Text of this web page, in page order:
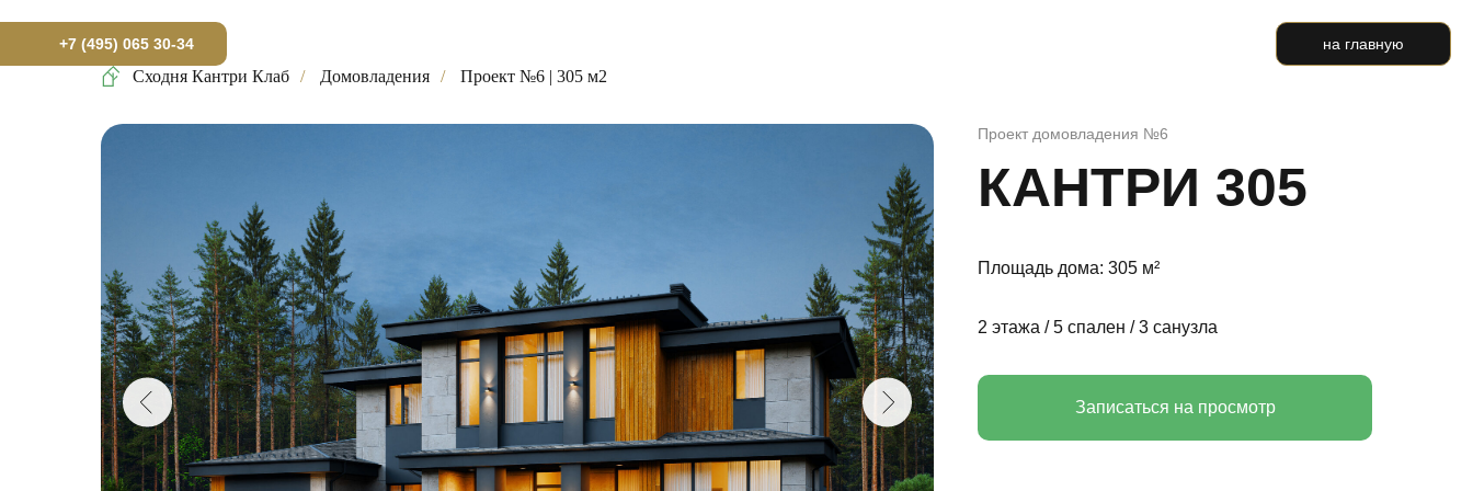
на главную
Сходня Кантри Клаб / Домовладения / Проект №6 | 305 м2
Площадь дома: 305 м²
2 этажа / 5 спален / 3 санузла
КАНТРИ 305
Записаться на просмотр
Проект домовладения №6
+7 (495) 065 30-34